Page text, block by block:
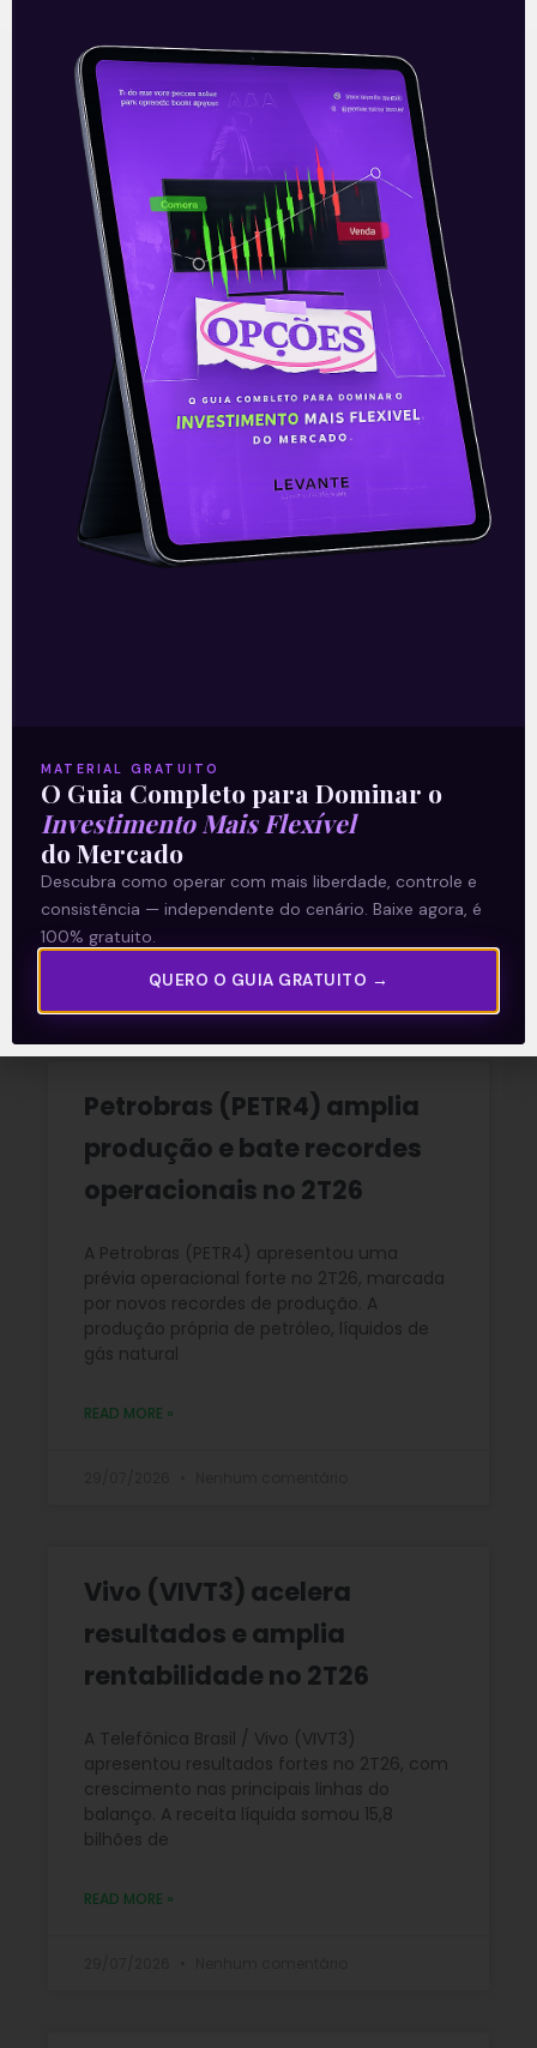
Recomendado para
você
Ouvindo o que o Copom não
disse
A reunião do Comitê de Política Monetária
(Copom) encerrada na quarta-feira (5)
confirmou as expectativas quase
unânimes dos investidores e reduziu a taxa
Selic em
READ MORE »
crescimento operacional e
rentabilidade recorde no
2T26
READ MORE »
03/08/2026 Nenhum comentário
Petrobras (PETR4) amplia
produção e bate recordes
operacionais no 2T26
A Petrobras (PETR4) apresentou uma
prévia operacional forte no 2T26, marcada
por novos recordes de produção. A
produção própria de petróleo, líquidos de
gás natural
READ MORE »
Vivo (VIVT3) acelera
resultados e amplia
rentabilidade no 2T26
A Telefônica Brasil / Vivo (VIVT3)
apresentou resultados fortes no 2T26, com
crescimento nas principais linhas do
balanço. A receita líquida somou 15,8
bilhões de
READ MORE »
MATERIAL GRATUITO
O Guia Completo para Dominar o
Investimento Mais Flexível
do Mercado
Descubra como operar com mais liberdade, controle e
consistência — independente do cenário. Baixe agora, é
100% gratuito.
QUERO O GUIA GRATUITO →